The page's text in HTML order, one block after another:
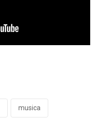
musica